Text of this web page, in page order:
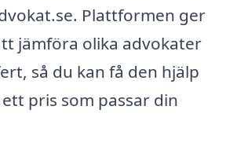
Plattformen ger
jämföra olika advokater
så du kan få den hjälp
pris som passar din